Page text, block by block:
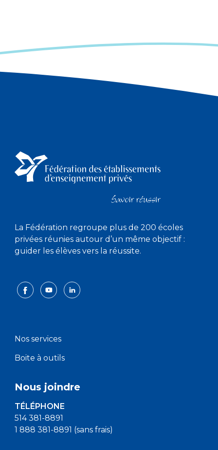
La Fédération regroupe plus de 200 écoles
privées réunies autour d’un même objectif :
guider les élèves vers la réussite.
Nos services
Boite à outils
Nous joindre
TÉLÉPHONE
514 381-8891
1 888 381-8891 (sans frais)